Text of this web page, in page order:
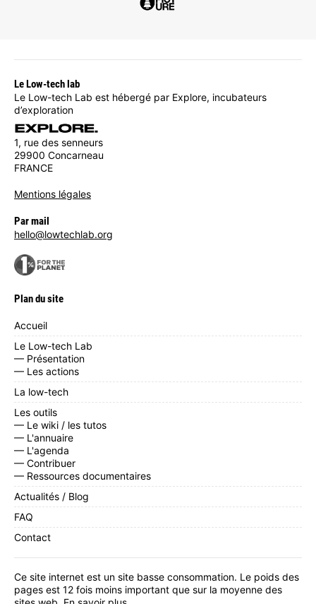
Le Low-tech lab
Le Low-tech Lab est hébergé par Explore, incubateurs
d’exploration
1, rue des senneurs
29900 Concarneau
FRANCE
Mentions légales
Par mail
hello@lowtechlab.org
Plan du site
Accueil
Le Low-tech Lab
— Présentation
— Les actions
La low-tech
Les outils
— Le wiki / les tutos
— L'annuaire
— L'agenda
— Contribuer
— Ressources documentaires
Actualités / Blog
FAQ
Contact
Ce site internet est un site basse consommation. Le poids des
pages est 12 fois moins important que sur la moyenne des